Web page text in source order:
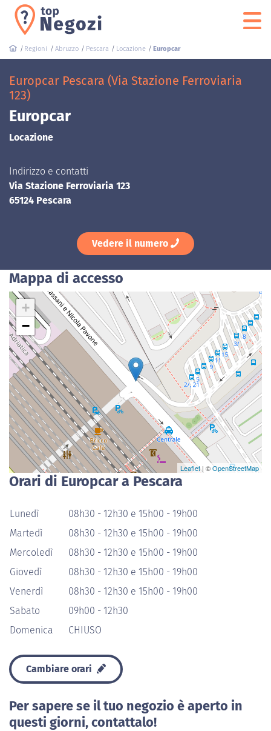
Regioni Abruzzo Pescara Locazione Europcar
Europcar Pescara (Via Stazione Ferroviaria
123)
Europcar
Locazione
Indirizzo e contatti
Via Stazione Ferroviaria 123
65124 Pescara
Vedere il numero
Mappa di accesso
+
−
Leaflet| ©OpenStreetMap
Orari di Europcar a Pescara
Lunedì
08h30 - 12h30 e 15h00 - 19h00
Martedì
08h30 - 12h30 e 15h00 - 19h00
Mercoledì
08h30 - 12h30 e 15h00 - 19h00
Giovedì
08h30 - 12h30 e 15h00 - 19h00
Venerdì
08h30 - 12h30 e 15h00 - 19h00
Sabato
09h00 - 12h30
Domenica
CHIUSO
Cambiare orari
Per sapere se il tuo negozio è aperto in
questi giorni, contattalo!